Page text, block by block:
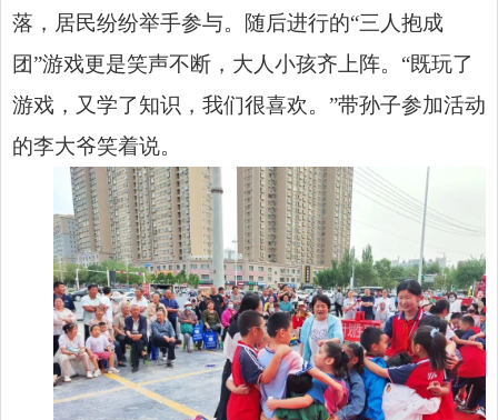
落，居民纷纷举手参与。随后进行的“三人抱成
团”游戏更是笑声不断，大人小孩齐上阵。“既玩了
游戏，又学了知识，我们很喜欢。”带孙子参加活动
的李大爷笑着说。